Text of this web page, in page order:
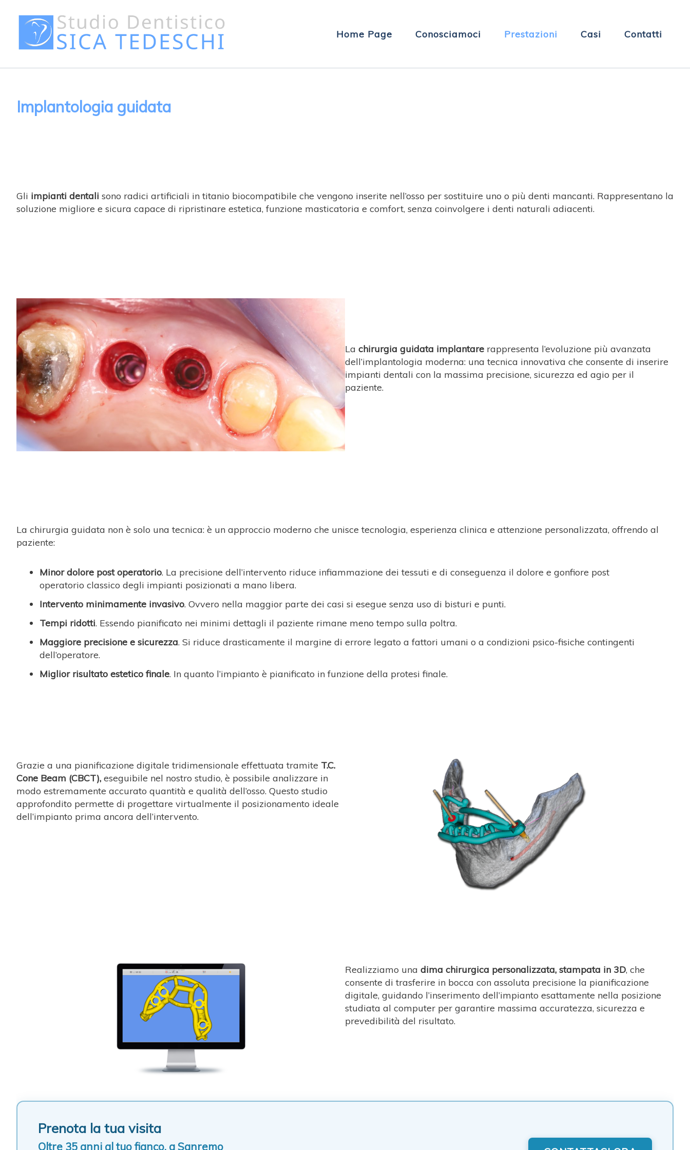
Home Page Conosciamoci Prestazioni Casi Contatti
Implantologia guidata
Gli impianti dentali sono radici artificiali in titanio biocompatibile che vengono inserite nell’osso per sostituire uno o più denti mancanti. Rappresentano la
soluzione migliore e sicura capace di ripristinare estetica, funzione masticatoria e comfort, senza coinvolgere i denti naturali adiacenti.
La chirurgia guidata implantare rappresenta l’evoluzione più avanzata
dell’implantologia moderna: una tecnica innovativa che consente di inserire
impianti dentali con la massima precisione, sicurezza ed agio per il
paziente.
La chirurgia guidata non è solo una tecnica: è un approccio moderno che unisce tecnologia, esperienza clinica e attenzione personalizzata, offrendo al
paziente:
Minor dolore post operatorio. La precisione dell’intervento riduce infiammazione dei tessuti e di conseguenza il dolore e gonfiore post
operatorio classico degli impianti posizionati a mano libera.
Intervento minimamente invasivo. Ovvero nella maggior parte dei casi si esegue senza uso di bisturi e punti.
Tempi ridotti. Essendo pianificato nei minimi dettagli il paziente rimane meno tempo sulla poltra.
Maggiore precisione e sicurezza. Si riduce drasticamente il margine di errore legato a fattori umani o a condizioni psico-fisiche contingenti
dell’operatore.
Miglior risultato estetico finale. In quanto l’impianto è pianificato in funzione della protesi finale.
Grazie a una pianificazione digitale tridimensionale effettuata tramite T.C.
Cone Beam (CBCT), eseguibile nel nostro studio, è possibile analizzare in
modo estremamente accurato quantità e qualità dell’osso. Questo studio
approfondito permette di progettare virtualmente il posizionamento ideale
dell’impianto prima ancora dell’intervento.
Realizziamo una dima chirurgica personalizzata, stampata in 3D, che
consente di trasferire in bocca con assoluta precisione la pianificazione
digitale, guidando l’inserimento dell’impianto esattamente nella posizione
studiata al computer per garantire massima accuratezza, sicurezza e
prevedibilità del risultato.
Prenota la tua visita
Oltre 35 anni al tuo fianco, a Sanremo